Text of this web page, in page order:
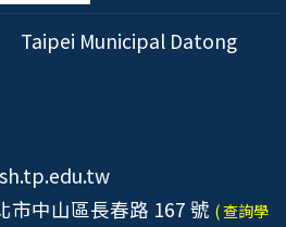
Taipei Municipal Datong
市中山區長春路 167 號 ( 查詢學